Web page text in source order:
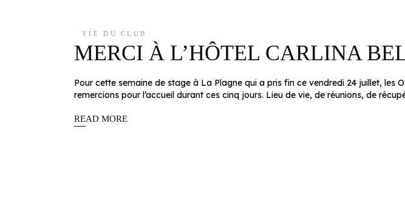
VIE DU CLUB
MERCI À L’HÔTEL CARLINA
Pour cette semaine de stage à La Plagne qui a pris fin ce vendredi 24 juillet, les
remercions pour l’accueil durant ces cinq jours. Lieu de vie, de réunions, de
READ MORE